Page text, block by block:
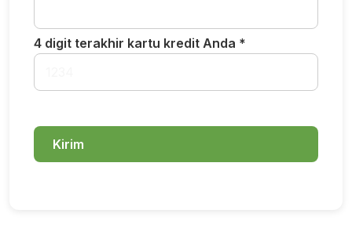
4 digit terakhir kartu kredit Anda *